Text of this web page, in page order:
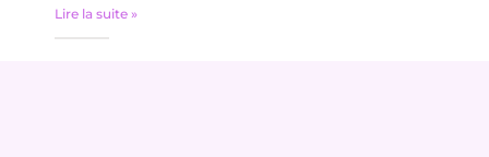
Lire la suite »